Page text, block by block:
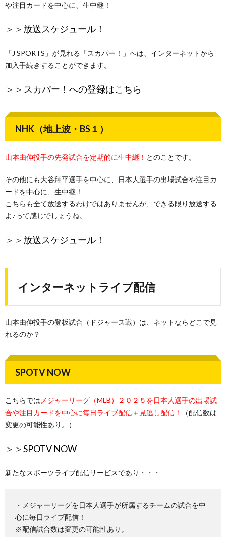
や注目カードを中心に、生中継！
＞＞ 放送スケジュール！
「J SPORTS」が見れる「スカパー！」へは、インターネットから
加入手続きすることができます。
＞＞ スカパー！への登録はこちら
NHK（地上波・BS１）
山本由伸投手の先発試合を定期的に生中継！ とのことです。
その他にも大谷翔平選手を中心に、日本人選手の出場試合や注目カ
ードを中心に、生中継！
こちらも全て放送するわけではありませんが、できる限り放送する
よ♪って感じでしょうね。
＞＞ 放送スケジュール！
インターネットライブ配信
山本由伸投手の登板試合（ドジャース戦）は、ネットならどこで見
れるのか？
SPOTV NOW
こちらでは メジャーリーグ（MLB）２０２５を日本人選手の出場試
合や注目カードを中心に毎日ライブ配信＋見逃し配信！
（配信数は
変更の可能性あり。）
＞＞SPOTV NOW
新たなスポーツライブ配信サービスであり・・・
・メジャーリーグを日本人選手が所属するチームの試合を中
心に毎日ライブ配信！
※配信試合数は変更の可能性あり。